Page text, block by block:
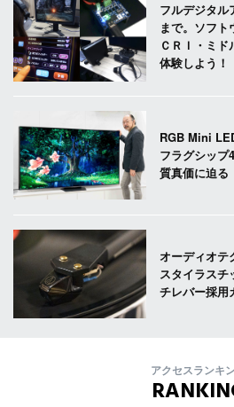
フルデジタル
まで。ソフト
ＣＲＩ・ミ
体験しよう！
RGB Mini
フラグシップ
質真価に迫る
オーディオテ
スタイラスチ
チレバー採用
アクセスランキ